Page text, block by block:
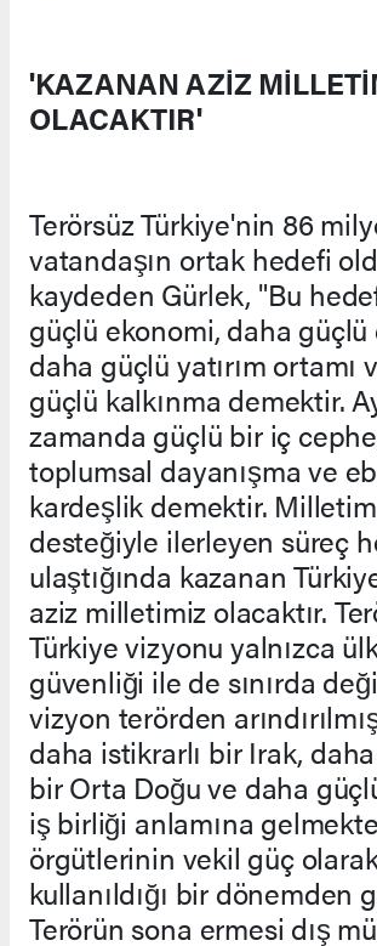
'KAZANAN AZİZ
OLACAKTIR'
Terörsüz Türkiye'nin 86
vatandaşın ortak hedefi
kaydeden Gürlek, "Bu
güçlü ekonomi, daha güçlü
daha güçlü yatırım ortamı
güçlü kalkınma demektir.
zamanda güçlü bir iç
toplumsal dayanışma ve
kardeşlik demektir.
desteğiyle ilerleyen süreç
ulaştığında kazanan
aziz milletimiz olacaktır.
Türkiye vizyonu yalnızca
güvenliği ile de sınırda
vizyon terörden
daha istikrarlı bir Irak,
bir Orta Doğu ve daha
iş birliği anlamına
örgütlerinin vekil güç
kullanıldığı bir dönemden
Terörün sona ermesi dış